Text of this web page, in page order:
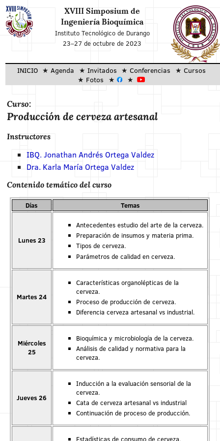
XVIII Simposium de
Ingeniería Bioquímica
Instituto Tecnológico de Durango
23–27 de octubre de 2023
INICIO Agenda Invitados Conferencias
Cursos
Fotos
Curso:
Producción de cerveza artesanal
Instructores
IBQ. Jonathan Andrés Ortega Valdez
Dra. Karla María Ortega Valdez
Contenido temático del curso
Días Temas
Lunes 23
Antecedentes estudio del arte de la cerveza.
Preparación de insumos y materia prima.
Tipos de cerveza.
Parámetros de calidad en cerveza.
Martes 24
Características organolépticas de la
cerveza.
Proceso de producción de cerveza.
Diferencia cerveza artesanal vs industrial.
Miércoles
25
Bioquímica y microbiología de la cerveza.
Análisis de calidad y normativa para la
cerveza.
Jueves 26
Inducción a la evaluación sensorial de la
cerveza.
Cata de cerveza artesanal vs industrial
Continuación de proceso de producción.
Estadísticas de consumo de cerveza.